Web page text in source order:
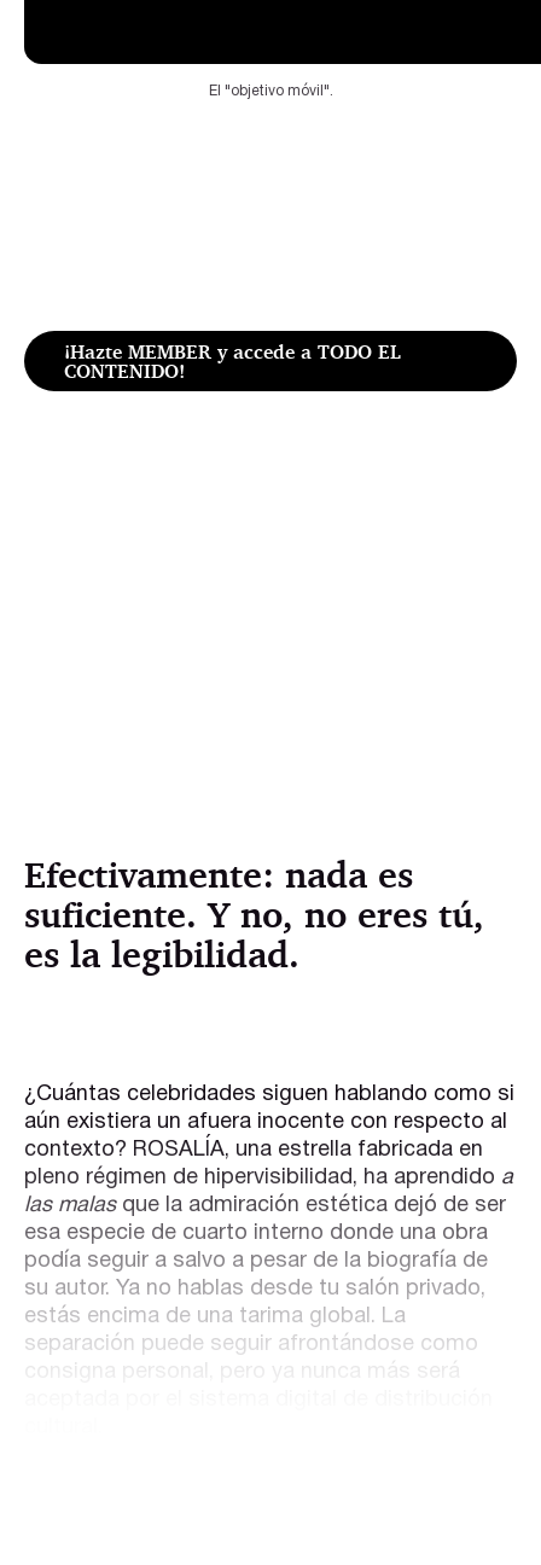
El "objetivo móvil".
¡Hazte MEMBER y accede a TODO EL
CONTENIDO!
Efectivamente: nada es
suficiente. Y no, no eres tú,
es la legibilidad.
¿Cuántas celebridades siguen hablando como si
aún existiera un afuera inocente con respecto al
contexto? ROSALÍA, una estrella fabricada en
pleno régimen de hipervisibilidad, ha aprendido a
las malasque la admiración estética dejó de ser
esa especie de cuarto interno donde una obra
podía seguir a salvo a pesar de la biografía de
su autor. Ya no hablas desde tu salón privado,
estás encima de una tarima global. La
separación puede seguir afrontándose como